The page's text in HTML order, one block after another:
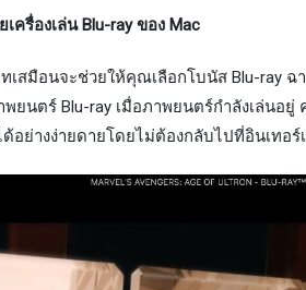
ครื่องเล่น Blu-ray ของ Mac
เสมือนจะช่วยให้คุณเลือกโบนัส Blu-ray
พยนตร์ Blu-ray เมื่อภาพยนตร์กำลังเล่น
อย่างง่ายดายโดยไม่ต้องกลับไปที่อินเทอร์